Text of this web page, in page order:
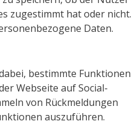
zugestimmt hat oder nicht.
Daten.
bestimmte Funktionen
Webseite auf Social-
von Rückmeldungen
auszuführen.